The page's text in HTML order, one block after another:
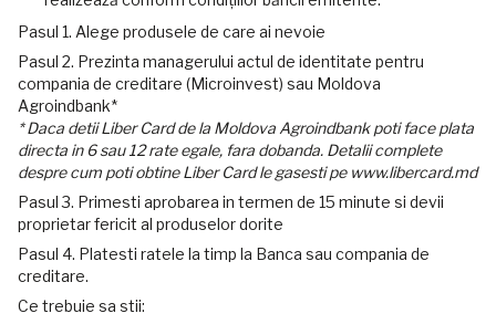
Pasul 1. Alege produsele de care ai nevoie
Pasul 2. Prezinta managerului actul de identitate pentru
compania de creditare (Microinvest) sau Moldova
Agroindbank*
* Daca detii Liber Card de la Moldova Agroindbank poti face plata
directa in 6 sau 12 rate egale, fara dobanda. Detalii complete
despre cum poti obtine Liber Card le gasesti pe www.libercard.md
Pasul 3. Primesti aprobarea in termen de 15 minute si devii
proprietar fericit al produselor dorite
Pasul 4. Platesti ratele la timp la Banca sau compania de
creditare.
Ce trebuie sa stii: